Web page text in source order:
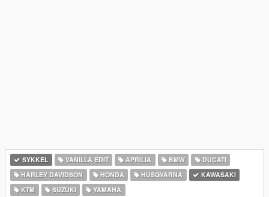
SYKKEL VANILLA EDIT APRILIA BMW
DUCATI
HARLEY DAVIDSON
HONDA HUSQVARNA
KAWASAKI
KTM
SUZUKI YAMAHA